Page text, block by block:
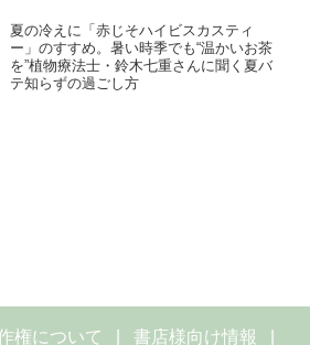
夏の冷えに「赤じそハイビスカスティ
ー」のすすめ。暑い時季でも“温かいお茶
を”植物療法士・鈴木七重さんに聞く夏バ
テ知らずの過ごし方
権について 書店様向け情報